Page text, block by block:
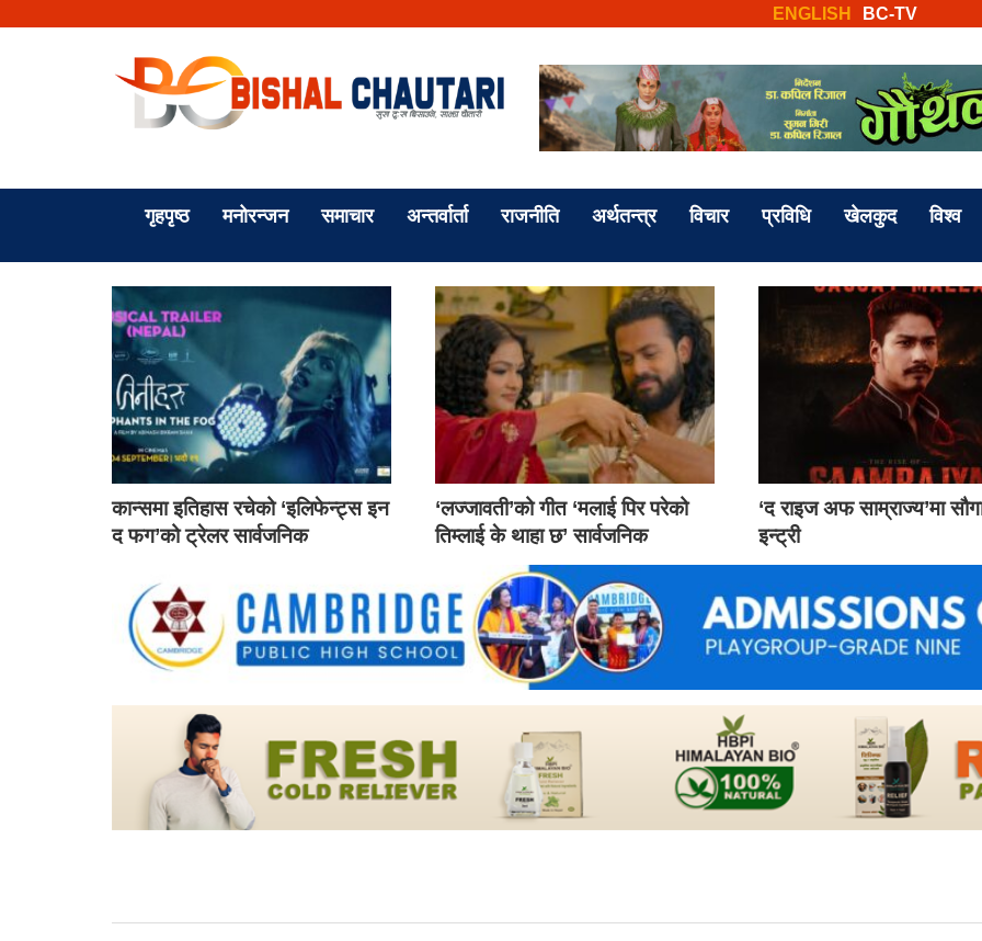
BC-TV
ENGLISH
गृहपृष्ठ मनोरन्जन समाचार अन्तर्वार्ता राजनीति अर्थतन्त्र विचार प्रविधि खेलकुद विश्व
कान्समा इतिहास रचेको ‘इलिफेन्ट्स इन
द फग’को ट्रेलर सार्वजनिक
‘लज्जावती’को गीत ‘मलाई पिर परेको
तिम्लाई के थाहा छ’ सार्वजनिक
‘द राइज अफ साम्राज्य’मा
इन्ट्री